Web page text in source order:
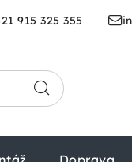
915 325 355